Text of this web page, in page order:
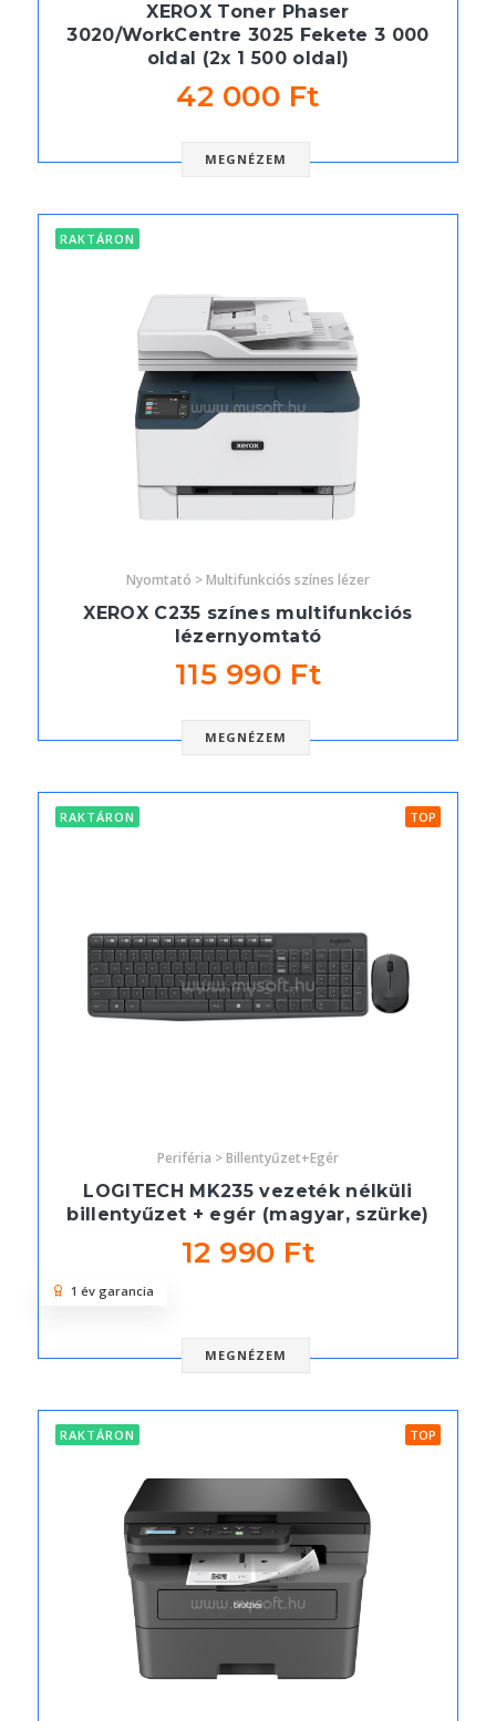
XEROX Toner Phaser
3020/WorkCentre 3025 Fekete 3 000
oldal (2x 1 500 oldal)
42 000 Ft
MEGNÉZEM
RAKTÁRON
Nyomtató > Multifunkciós színes lézer
XEROX C235 színes multifunkciós
lézernyomtató
115 990 Ft
MEGNÉZEM
RAKTÁRON TOP
Periféria > Billentyűzet+Egér
LOGITECH MK235 vezeték nélküli
billentyűzet + egér (magyar, szürke)
12 990 Ft
MEGNÉZEM
1 év garancia
RAKTÁRON TOP